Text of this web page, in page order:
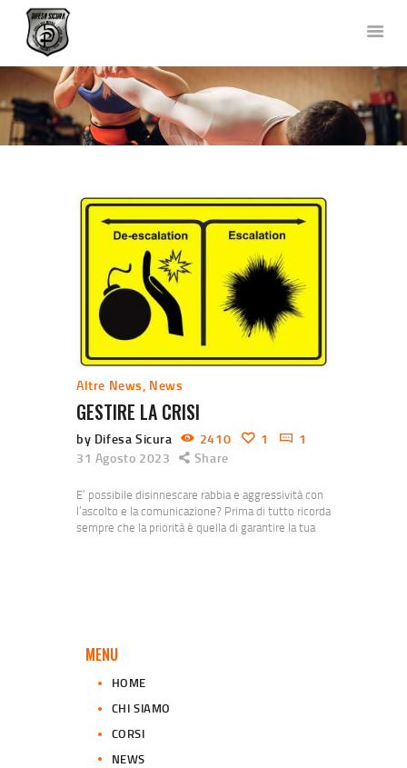
DIFESA SICURA KRAV MAGA
Corsi di Difesa Personale a Bergamo
HOME
CHI SIAMO
NEWS
FOTO E VIDEO
COLLABORAZIONI
DOVE SIAMO
CONTATTACI
Altre News, News
GESTIRE LA CRISI
by Difesa Sicura 2410 1
1
31 Agosto 2023
Share
E’ possibile disinnescare rabbia e aggressività con
l’ascolto e la comunicazione? Prima di tutto ricorda
sempre che la priorità è quella di garantire la tua
MENU
HOME
CHI SIAMO
CORSI
NEWS